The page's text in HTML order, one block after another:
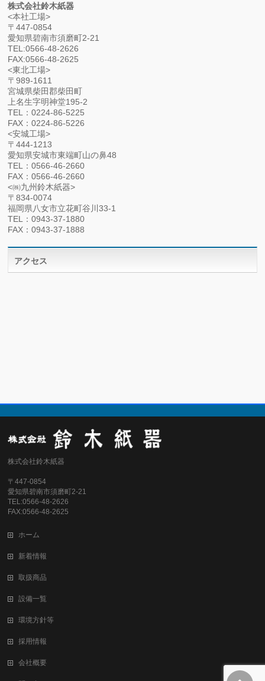
株式会社鈴木紙器
<本社工場>
〒447-0854
愛知県碧南市須磨町2-21
TEL:0566-48-2626
FAX:0566-48-2625
<東北工場>
〒989-1611
宮城県柴田郡柴田町
上名生字明神堂195-2
TEL：0224-86-5225
FAX：0224-86-5226
<安城工場>
〒444-1213
愛知県安城市東端町山の鼻48
TEL：0566-46-2660
FAX：0566-46-2660
<㈱九州鈴木紙器>
〒834-0074
福岡県八女市立花町谷川33-1
TEL：0943-37-1880
FAX：0943-37-1888
アクセス
株式会社鈴木紙器
〒447-0854
愛知県碧南市須磨町2-21
TEL:0566-48-2626
FAX:0566-48-2625
ホーム
新着情報
取扱商品
設備一覧
環境方針等
採用情報
会社概要